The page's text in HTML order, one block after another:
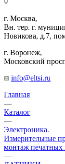
г. Москва,
Вн. тер. г.
Новикова, д.7,
г. Воронеж,
​Московский
info@eltsi.ru
Главная
—
Каталог
—
Электроника
Измерительные
монтаж печатных
—